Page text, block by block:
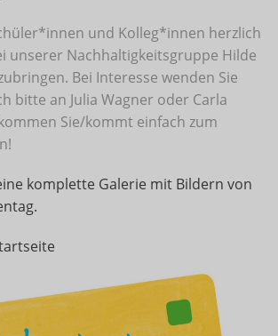
und Kolleg*innen herzlich
unserer Nachhaltigkeitsgruppe Hilde
Bei Interesse wenden Sie
bitte an Julia Wagner oder Carla
Sie/kommt einfach zum
komplette Galerie mit Bildern von